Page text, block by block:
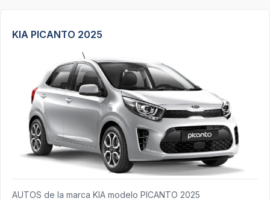
KIA PICANTO 2025
AUTOS de la marca KIA modelo PICANTO 2025